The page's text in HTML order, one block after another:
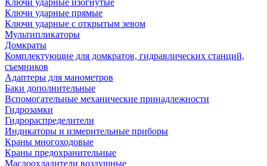
Ключи ударные изогнутые
Ключи ударные прямые
Ключи ударные с открытым зевом
Мультипликаторы
Домкраты
Комплектующие для домкратов, гидравлических станций,
съемников
Адаптеры для манометров
Баки дополнительные
Вспомогательные механические принадлежности
Гидрозамки
Гидрораспределители
Индикаторы и измерительные приборы
Краны многоходовые
Краны предохранительные
Маслоохладители воздушные